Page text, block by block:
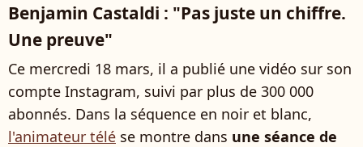
Benjamin Castaldi : "Pas juste un chiffre.
Une preuve"
Ce mercredi 18 mars, il a publié une vidéo sur son
compte Instagram, suivi par plus de 300 000
abonnés. Dans la séquence en noir et blanc,
l'animateur télé se montre dans une séance de